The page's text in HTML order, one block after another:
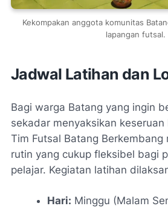
Kekompakan anggota komunitas
lapangan futsal.
Jadwal Latihan dan
Bagi warga Batang yang ingin
sekadar menyaksikan
Tim Futsal Batang Berkembang
rutin yang cukup fleksibel bagi
pelajar. Kegiatan latihan
Hari: Minggu (Malam